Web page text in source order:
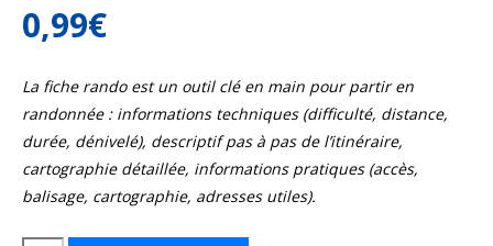
0,99€
La fiche rando est un outil clé en main pour partir en
randonnée : informations techniques (difficulté, distance,
durée, dénivelé), descriptif pas à pas de l’itinéraire,
cartographie détaillée, informations pratiques (accès,
balisage, cartographie, adresses utiles).
quantité